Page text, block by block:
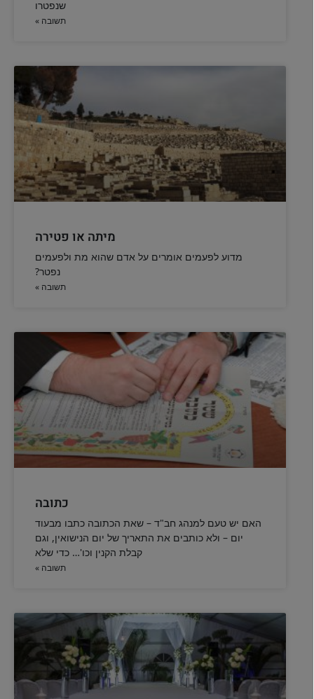
שנפטרו
תשובה »
מיתה או פטירה
מדוע לפעמים אומרים על אדם שהוא מת ולפעמים
נפטר?
תשובה »
כתובה
האם יש טעם למנהג חב"ד – שאת הכתובה כתבו מבעוד
יום – ולא כותבים את התאריך של יום הנישואין, וגם
קבלת הקנין וכו'… כדי שלא
תשובה »